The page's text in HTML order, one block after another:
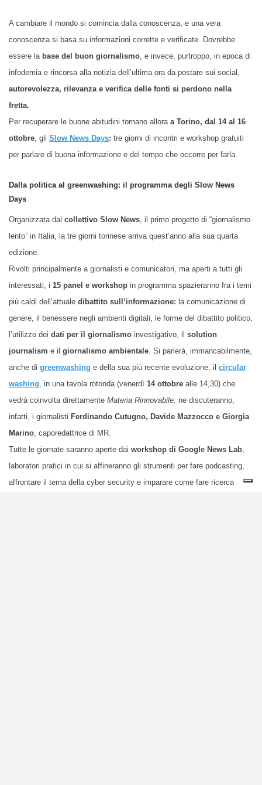
A cambiare il mondo si comincia dalla conoscenza, e una vera
conoscenza si basa su informazioni corrette e verificate. Dovrebbe
essere la base del buon giornalismo , e invece, purtroppo, in epoca di
infodemia e rincorsa alla notizia dell’ultima ora da postare sui social,
autorevolezza, rilevanza e verifica delle fonti si perdono nella
fretta.
Per recuperare le buone abitudini tornano allora a Torino, dal 14 al 16
ottobre , gli Slow News Days: tre giorni di incontri e workshop gratuiti
per parlare di buona informazione e del tempo che occorre per farla.
Dalla politica al greenwashing: il programma degli Slow News
Days
Organizzata dal collettivo Slow News , il primo progetto di “giornalismo
lento” in Italia, la tre giorni torinese arriva quest’anno alla sua quarta
edizione.
Rivolti principalmente a giornalisti e comunicatori, ma aperti a tutti gli
interessati, i 15 panel e workshop in programma spazieranno fra i temi
più caldi dell’attuale dibattito sull’informazione: la comunicazione di
genere, il benessere negli ambienti digitali, le forme del dibattito politico,
l’utilizzo dei dati per il giornalismo investigativo, il solution
journalism e il giornalismo ambientale . Si parlerà, immancabilmente,
anche di greenwashing e della sua più recente evoluzione, il circular
washing , in una tavola rotonda (venerdì 14 ottobre alle 14,30) che
vedrà coinvolta direttamente Materia Rinnovabile: ne discuteranno,
infatti, i giornalisti Ferdinando Cutugno, Davide Mazzocco e Giorgia
Marino , caporedattrice di MR.
Tutte le giornate saranno aperte dai workshop di Google News Lab
laboratori pratici in cui si affineranno gli strumenti per fare podcasting,
affrontare il tema della cyber security e imparare come fare ricerca